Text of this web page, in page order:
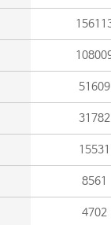
51609
31782
15531
8561
4702